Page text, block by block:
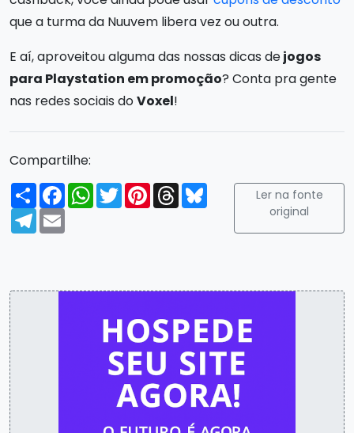
que a turma da Nuuvem libera vez ou outra.
E aí, aproveitou alguma das nossas dicas dejogos
para Playstation em promoção? Conta pra gente
nas redes sociais doVoxel!
Compartilhe:
Compartilhar
FacebookWhatsApp
TwitterPinterest
ThreadsBluesky
Telegram
Email
Ler na fonte
original